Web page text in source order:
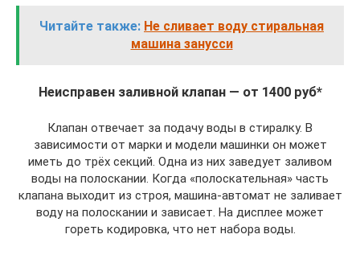
Читайте также: Не сливает воду стиральная
машина занусси
Неисправен заливной клапан — от 1400 руб*
Клапан отвечает за подачу воды в стиралку. В
зависимости от марки и модели машинки он может
иметь до трёх секций. Одна из них заведует заливом
воды на полоскании. Когда «полоскательная» часть
клапана выходит из строя, машина-автомат не заливает
воду на полоскании и зависает. На дисплее может
гореть кодировка, что нет набора воды.